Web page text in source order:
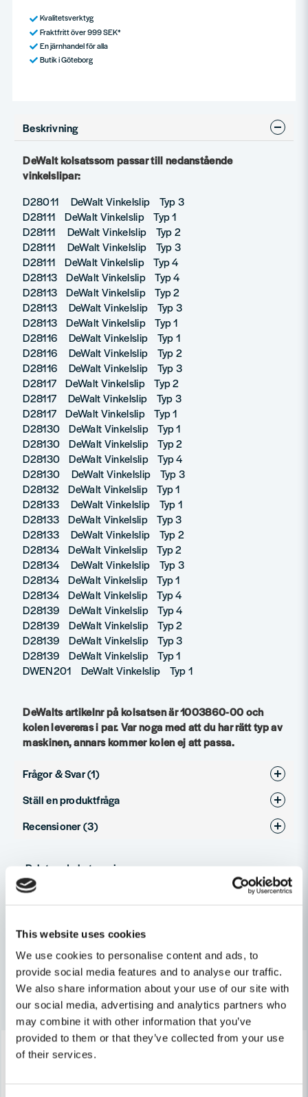
This website uses cookies
We use cookies to personalise content and ads, to
provide social media features and to analyse our traffic.
We also share information about your use of our site with
our social media, advertising and analytics partners who
may combine it with other information that you’ve
provided to them or that they’ve collected from your use
of their services.
Kvalitetsverktyg
Fraktfritt över 999 SEK*
En järnhandel för alla
Butik i Göteborg
Beskrivning
DeWalt kolsatssom passar till nedanstående
vinkelslipar:
D28011 DeWalt Vinkelslip Typ 3
D28111 DeWalt Vinkelslip Typ 1
D28111 DeWalt Vinkelslip Typ 2
D28111 DeWalt Vinkelslip Typ 3
D28111 DeWalt Vinkelslip Typ 4
D28113 DeWalt Vinkelslip Typ 4
D28113 DeWalt Vinkelslip Typ 2
D28113 DeWalt Vinkelslip Typ 3
D28113 DeWalt Vinkelslip Typ 1
D28116 DeWalt Vinkelslip Typ 1
D28116 DeWalt Vinkelslip Typ 2
D28116 DeWalt Vinkelslip Typ 3
D28117 DeWalt Vinkelslip Typ 2
D28117 DeWalt Vinkelslip Typ 3
D28117 DeWalt Vinkelslip Typ 1
D28130 DeWalt Vinkelslip Typ 1
D28130 DeWalt Vinkelslip Typ 2
D28130 DeWalt Vinkelslip Typ 4
D28130 DeWalt Vinkelslip Typ 3
D28132 DeWalt Vinkelslip Typ 1
D28133 DeWalt Vinkelslip Typ 1
D28133 DeWalt Vinkelslip Typ 3
D28133 DeWalt Vinkelslip Typ 2
D28134 DeWalt Vinkelslip Typ 2
D28134 DeWalt Vinkelslip Typ 3
D28134 DeWalt Vinkelslip Typ 1
D28134 DeWalt Vinkelslip Typ 4
D28139 DeWalt Vinkelslip Typ 4
D28139 DeWalt Vinkelslip Typ 2
D28139 DeWalt Vinkelslip Typ 3
D28139 DeWalt Vinkelslip Typ 1
DWEN201 DeWalt Vinkelslip Typ 1
DeWalts artikelnr på kolsatsen är 1003860-00 och
kolen levereras i par. Var noga med att du har rätt typ av
maskinen, annars kommer kolen ej att passa.
Frågor & Svar (1)
Jimmy.hagström frågade
Passar kolen 4157-QS
Nej tyvärr passar det ej din maskin.
Ställ en produktfråga
question
Fråga oss något om denna produkten...
email
Mejladress
Ja, ni får publicera min fråga
Recensioner (3)
Joakim
för 1 månad sedan
Perfekt passform.Mycket nöjd med allt ifrån
Anonym
Anonym
för 9 månader sedan
Relaterade kategorier
Maskin, Laser & Handverktyg
Andra produkter i kategorin
-39% -39%